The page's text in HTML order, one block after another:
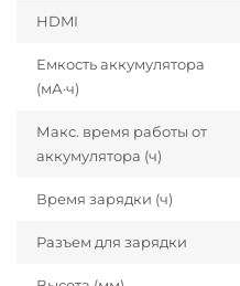
HDMI
Емкость аккумулятора
(мА·ч)
Макс. время работы от
аккумулятора (ч)
Время зарядки (ч)
Разъем для зарядки